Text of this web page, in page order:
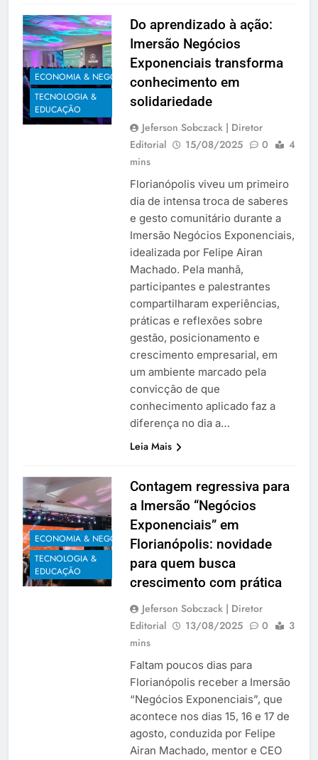
ECONOMIA & NEGÓCIOS
TECNOLOGIA &
EDUCAÇÃO
Do aprendizado à ação:
Imersão Negócios
Exponenciais transforma
conhecimento em
solidariedade
Jeferson Sobczack | Diretor
Editorial
15/08/2025 0
4
mins
Florianópolis viveu um primeiro
dia de intensa troca de saberes
e gesto comunitário durante a
Imersão Negócios Exponenciais,
idealizada por Felipe Airan
Machado. Pela manhã,
participantes e palestrantes
compartilharam experiências,
práticas e reflexões sobre
gestão, posicionamento e
crescimento empresarial, em
um ambiente marcado pela
convicção de que
conhecimento aplicado faz a
diferença no dia a…
Leia Mais
ECONOMIA & NEGÓCIOS
TECNOLOGIA &
EDUCAÇÃO
Contagem regressiva para
a Imersão “Negócios
Exponenciais” em
Florianópolis: novidade
para quem busca
crescimento com prática
Jeferson Sobczack | Diretor
Editorial
13/08/2025 0
3
mins
Faltam poucos dias para
Florianópolis receber a Imersão
“Negócios Exponenciais”, que
acontece nos dias 15, 16 e 17 de
agosto, conduzida por Felipe
Airan Machado, mentor e CEO